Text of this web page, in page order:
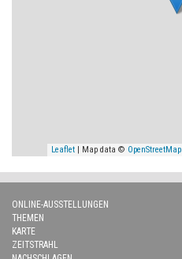
Leaflet | Map data © OpenStreetMap
ONLINE-AUSSTELLUNGEN
THEMEN
KARTE
ZEITSTRAHL